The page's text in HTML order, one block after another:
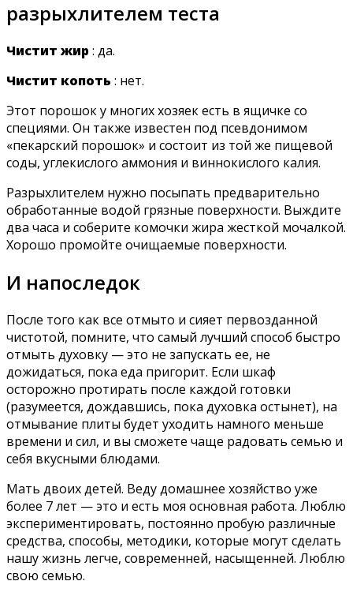
разрыхлителем теста
Чистит жир : да.
Чистит копоть : нет.
Этот порошок у многих хозяек есть в ящичке со
специями. Он также известен под псевдонимом
«пекарский порошок» и состоит из той же пищевой
соды, углекислого аммония и виннокислого калия.
Разрыхлителем нужно посыпать предварительно
обработанные водой грязные поверхности. Выждите
два часа и соберите комочки жира жесткой мочалкой.
Хорошо промойте очищаемые поверхности.
И напоследок
После того как все отмыто и сияет первозданной
чистотой, помните, что самый лучший способ быстро
отмыть духовку — это не запускать ее, не
дожидаться, пока еда пригорит. Если шкаф
осторожно протирать после каждой готовки
(разумеется, дождавшись, пока духовка остынет), на
отмывание плиты будет уходить намного меньше
времени и сил, и вы сможете чаще радовать семью и
себя вкусными блюдами.
Мать двоих детей. Веду домашнее хозяйство уже
более 7 лет — это и есть моя основная работа. Люблю
экспериментировать, постоянно пробую различные
средства, способы, методики, которые могут сделать
нашу жизнь легче, современней, насыщенней. Люблю
свою семью.